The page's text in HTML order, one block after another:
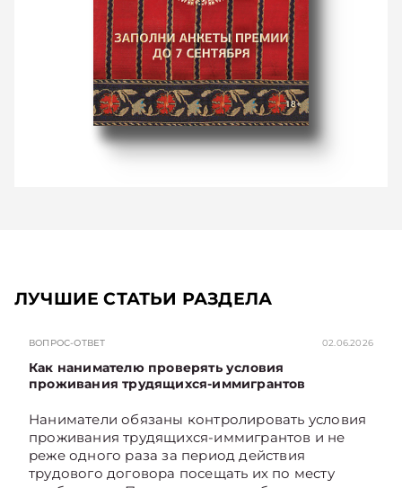
ЛУЧШИЕ СТАТЬИ РАЗДЕЛА
ВОПРОС-ОТВЕТ 02.06.2026
Как нанимателю проверять условия
проживания трудящихся-иммигрантов
Наниматели обязаны контролировать условия
проживания трудящихся-иммигрантов и не
реже одного раза за период действия
трудового договора посещать их по месту